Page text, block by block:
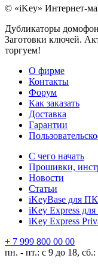
© «iKey» Интернет-
Дубликаторы
Заготовки ключей.
торгуем!
О фирме
Контакты
Форум
Как заказать
Доставка
Гарантии
С чего начать
Прошивки,
Новости
Статьи
iKeyBase для ПК
iKey Express
iKey Express
+ 7 999 800 00 00
пн. - пт.: с 9 до 18, сб.: